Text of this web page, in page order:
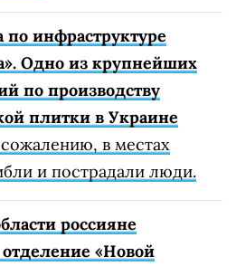
инфраструктуре
Одно из крупнейших
по производству
плитки в Украине
в местах
и пострадали люди.
россияне
«Новой